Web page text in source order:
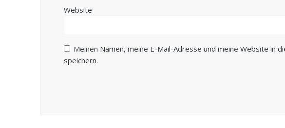
Website
Meinen Namen, meine E-Mail-Adresse und meine Website in
speichern.